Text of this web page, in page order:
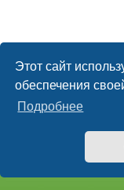
Этот сайт
обеспечения
Подробнее
Главная Форумы
Time: 0.038s| Peak